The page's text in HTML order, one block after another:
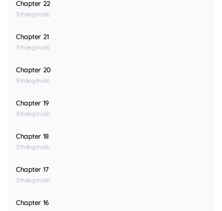
Chapter 22
3 tháng trước
Chapter 21
3 tháng trước
Chapter 20
3 tháng trước
Chapter 19
3 tháng trước
Chapter 18
3 tháng trước
Chapter 17
3 tháng trước
Chapter 16